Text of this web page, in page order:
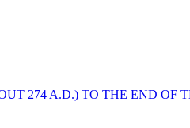
274 A.D.) TO THE END